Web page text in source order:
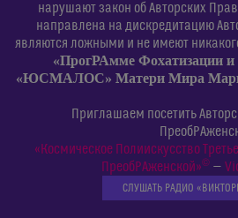
нарушают закон об Авторских
направлена на дискредитацию
являются ложными и не имеют
«ПрогРАмме Фохатизации
«ЮСМАЛОС» Матери Мира
Приглашаем посетить
«Космическое Полиискусство
ПреобРАженской»©—
СЛУШАТЬ РАДИО